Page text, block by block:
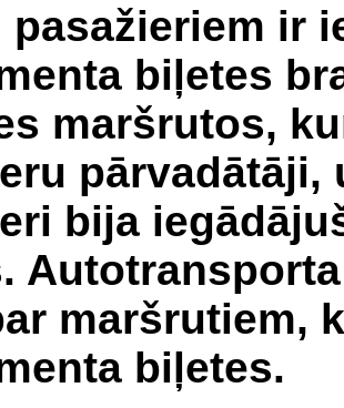
pasažieriem ir
biļetes
maršrutos,
pārvadātāji,
bija
maršrutiem,
biļetes.